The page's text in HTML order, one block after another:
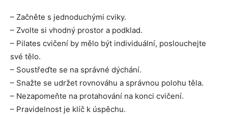
– Začněte s jednoduchými cviky.
– Zvolte si vhodný prostor a podklad.
– Pilates cvičení by mělo být individuální, poslouchejte
své tělo.
– Soustřeďte se na správné dýchání.
– Snažte se udržet rovnováhu a správnou polohu těla.
– Nezapomeňte na protahování na konci cvičení.
– Pravidelnost je klíč k úspěchu.